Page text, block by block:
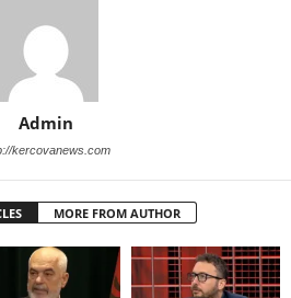
Admin
kercovanews.com
MORE FROM AUTHOR